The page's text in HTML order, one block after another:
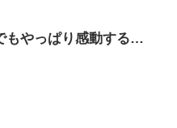
もやっぱり感動する…